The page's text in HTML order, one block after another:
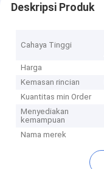
Deskripsi Produk
Cahaya Tinggi
Harga
Kemasan rincian
Kuantitas min Order
Menyediakan
kemampuan
Nama merek